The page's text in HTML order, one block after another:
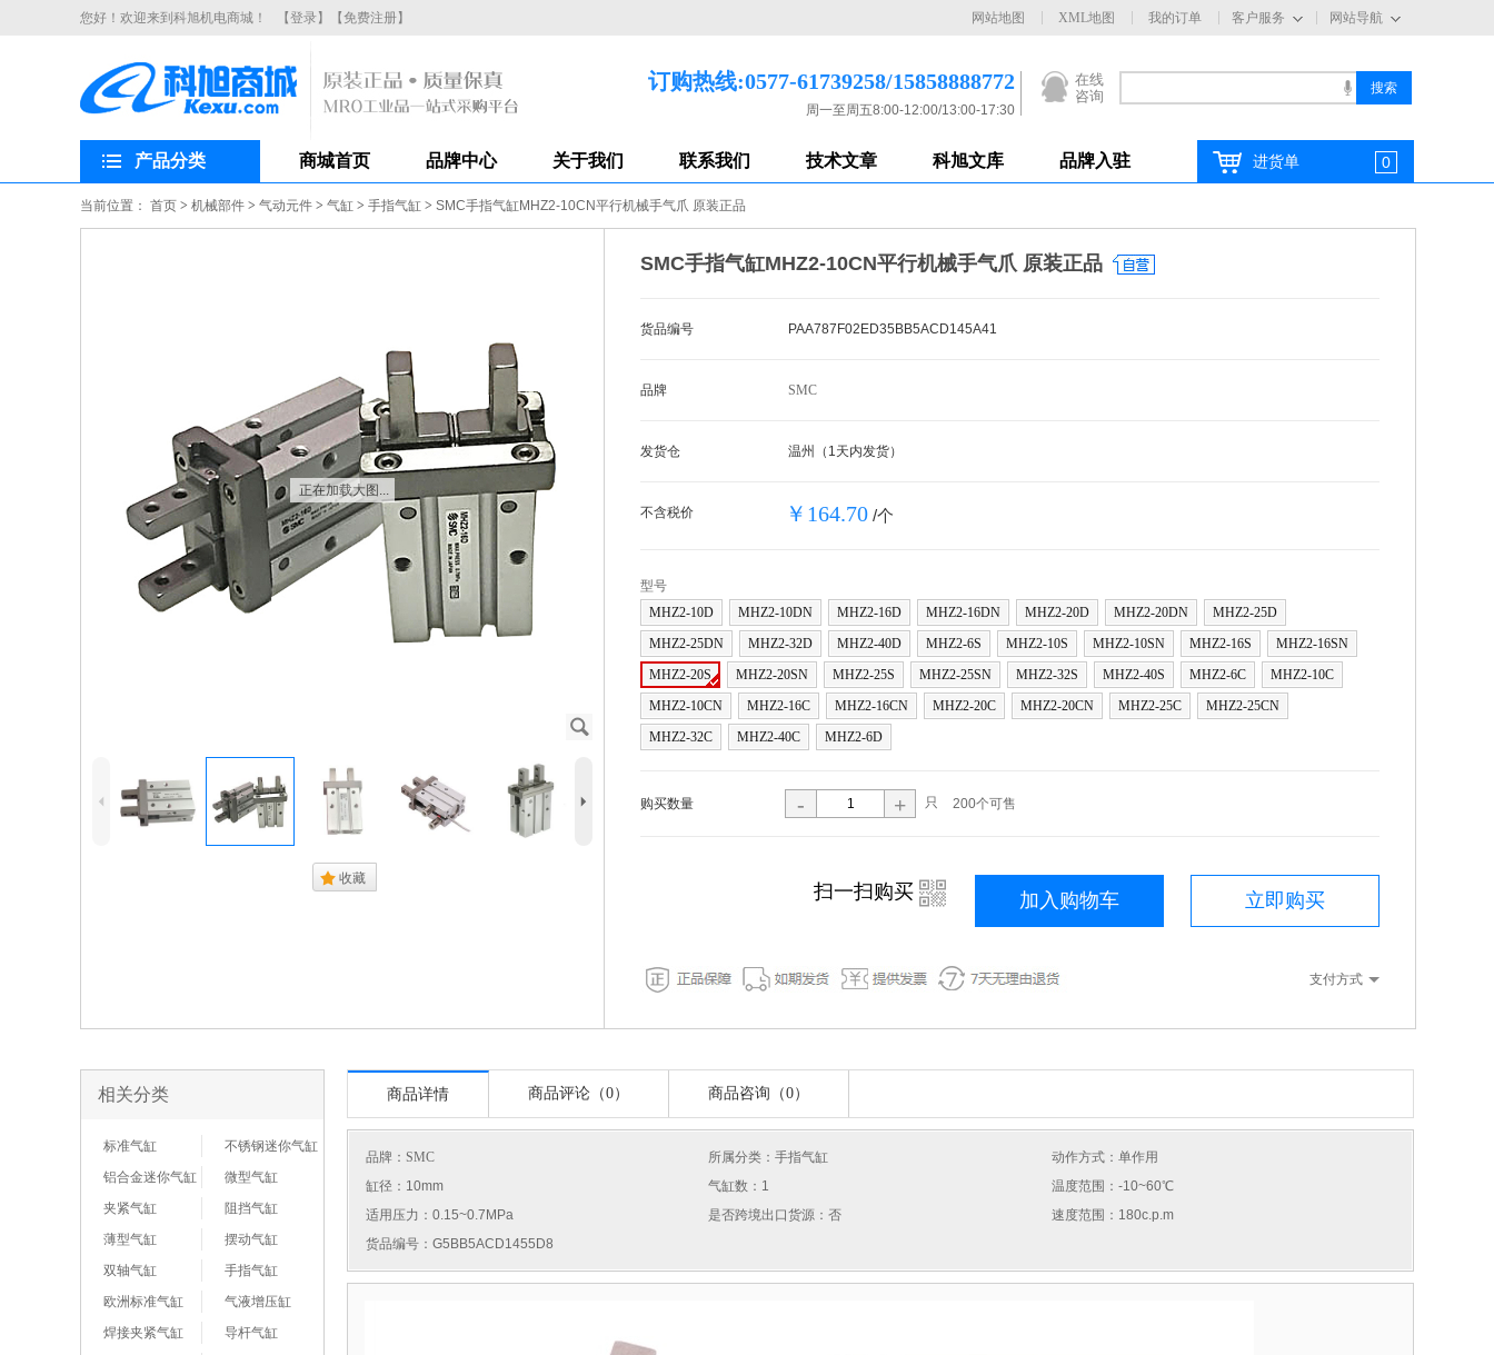
您好！欢迎来到科旭机电商城！ 【登录】 【免费注册】 网站导航
客户服务
网站地图 XML地图 我的订单
在线
咨询
订购热线:0577-61739258/15858888772
周一至周五8:00-12:00/13:00-17:30
产品分类 商城首页 品牌中心 关于我们 联系我们 技术文章 科旭文库 品牌入驻 进货单 0
当前位置： 首页 > 机械部件 > 气动元件 > 气缸 > 手指气缸 > SMC手指气缸MHZ2-10CN平行机械手气爪 原装正品
J
正在加载大图...
4 5
. 收藏
SMC手指气缸MHZ2-10CN平行机械手气爪 原装正品
货品编号 PAA787F02ED35BB5ACD145A41
品牌 SMC
发货仓 温州（1天内发货）
不含税价 ￥164.70 /个
型号
MHZ2-10D
MHZ2-10DN MHZ2-16D MHZ2-16DN MHZ2-20D MHZ2-20DN
MHZ2-25D
MHZ2-25DN
MHZ2-32D MHZ2-40D MHZ2-6S MHZ2-10S MHZ2-10SN MHZ2-16S
MHZ2-16SN
MHZ2-20S
MHZ2-20SN MHZ2-25S MHZ2-25SN MHZ2-32S MHZ2-40S MHZ2-6C
MHZ2-10C
MHZ2-10CN
MHZ2-16C MHZ2-16CN MHZ2-20C MHZ2-20CN MHZ2-25C
MHZ2-25CN
MHZ2-32C
MHZ2-40C MHZ2-6D
购买数量 - + 只 200个可售
立即购买
加入购物车
扫一扫购买 i
支付方式
相关分类
标准气缸
不锈钢迷你气缸
铝合金迷你气缸
微型气缸
夹紧气缸
阻挡气缸
薄型气缸
摆动气缸
双轴气缸
手指气缸
欧洲标准气缸
气液增压缸
焊接夹紧气缸
导杆气缸
商品详情 商品评论（0） 商品咨询（0）
品牌： SMC 所属分类：手指气缸
动作方式：单作用
缸径：10mm
气缸数：1
温度范围：-10~60℃
适用压力：0.15~0.7MPa
是否跨境出口货源：否
速度范围：180c.p.m
货品编号：G5BB5ACD1455D8